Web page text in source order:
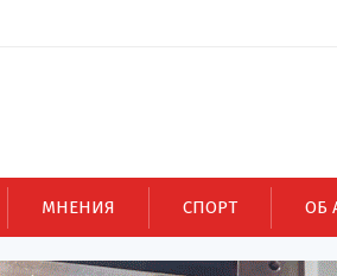
МНЕНИЯ СПОРТ ОБ